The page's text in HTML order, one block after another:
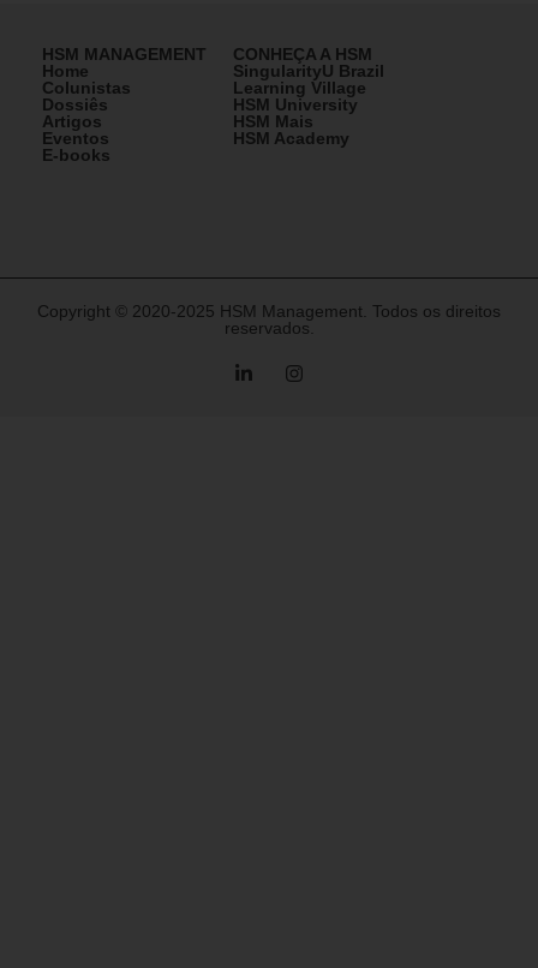
HSM MANAGEMENT
Home
Colunistas
Dossiês
Artigos
Eventos
E-books
CONHEÇA A HSM
SingularityU Brazil
Learning Village
HSM University
HSM Mais
HSM Academy
Copyright © 2020-2025 HSM Management. Todos os direitos
reservados.